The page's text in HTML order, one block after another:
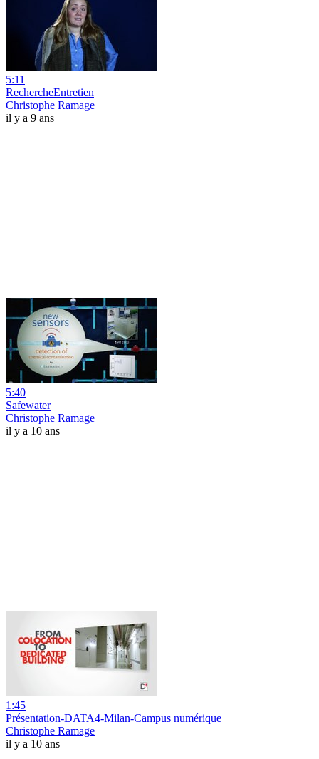
5:11
RechercheEntretien
Christophe Ramage
il y a 9 ans
5:40
Safewater
Christophe Ramage
il y a 10 ans
1:45
Présentation-DATA4-Milan-Campus numérique
Christophe Ramage
il y a 10 ans